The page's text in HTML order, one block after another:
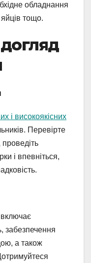
обладнання
яйців тощо.
догляд
і високоякісних
Перевірте
і впевніться,
включає
забезпечення
а також